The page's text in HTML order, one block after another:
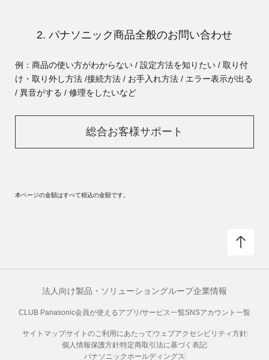
2. パナソニック商品全般のお問い合わせ
例：商品の使い方がわからない / 設定方法を知りたい / 取り付
け・取り外し方法 /接続方法 / お手入れ方法 / エラー表示が出る
/ 異音がする / 修理をしたいなど
総合お客様サポート
本ページの金額はすべて税込の金額です。
法人向け製品・ソリューショングループ企業情報
CLUB Panasonic会員が使えるアプリ/サービス一覧SNSアカウント一覧
サイトマップサイトのご利用にあたって ウェブアクセシビリティ方針
個人情報保護方針特定商取引法に基づく表記
パナソニックホールディングス